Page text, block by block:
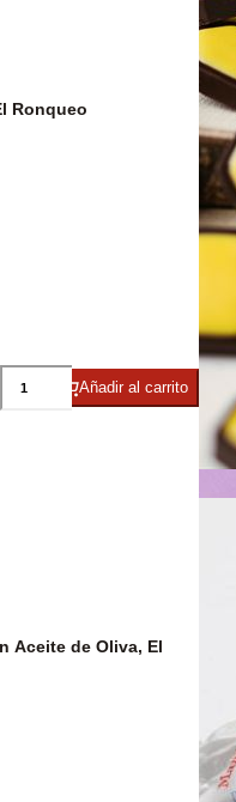
y Especies
Ronqueo
Añadir al carrito
Aceite de Oliva, El